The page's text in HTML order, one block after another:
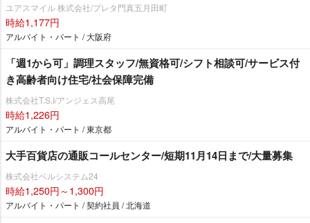
ユアスマイル 株式会社/プレタ門真五月田町
時給1,177円
アルバイト・パート / 大阪府
「週1から可」調理スタッフ/無資格可/シフト相談可/サービス付
き高齢者向け住宅/社会保障完備
株式会社T.S.I/アンジェス高尾
時給1,226円
アルバイト・パート / 東京都
大手百貨店の通販コールセンター/短期11月14日まで/大量募集
株式会社ベルシステム24
時給1,250円～1,300円
アルバイト・パート / 契約社員 / 北海道